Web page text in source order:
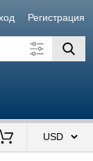
Регистрация